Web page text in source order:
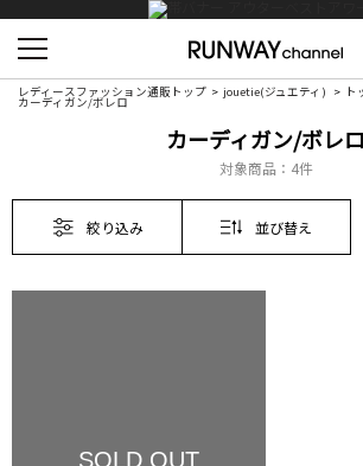
レディースファッション通販トップ jouetie(ジュエティ) ト
カーディガン/ボレロ
カーディガン/ボレロ
対象商品： 4件
絞り込み 並び替え
SOLD OUT